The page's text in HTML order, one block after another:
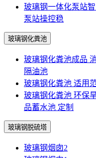
玻璃钢一体化泵站
泵站操控稳
玻璃钢化粪池
玻璃钢化粪池成品
隔油池
玻璃钢化粪池 适用
玻璃钢化粪池 环保
品蓄水池 定制
玻璃钢脱硫塔
玻璃钢烟囱2